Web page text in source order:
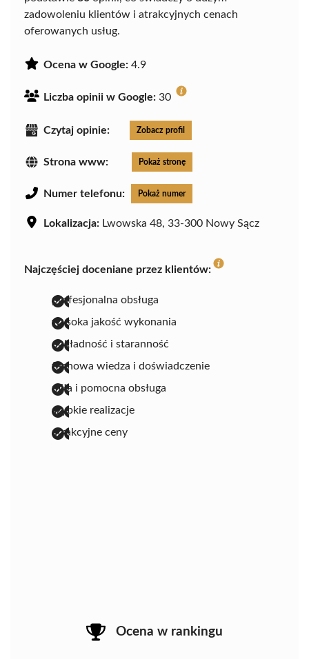
zadowoleniu klientów i atrakcyjnych cenach
oferowanych usług.
Ocena w Google: 4.9
Liczba opinii w Google: 30
Czytaj opinie: Zobacz profil
Strona www: Pokaż stronę
Numer telefonu: Pokaż numer
Lokalizacja: Lwowska 48, 33-300 Nowy Sącz
Najczęściej doceniane przez klientów:
profesjonalna obsługa
wysoka jakość wykonania
dokładność i staranność
fachowa wiedza i doświadczenie
miła i pomocna obsługa
szybkie realizacje
atrakcyjne ceny
Ocena w rankingu